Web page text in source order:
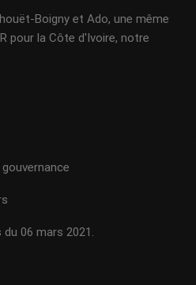
Boigny et Ado, une même
pour la Côte d'Ivoire, notre
06 mars 2021.